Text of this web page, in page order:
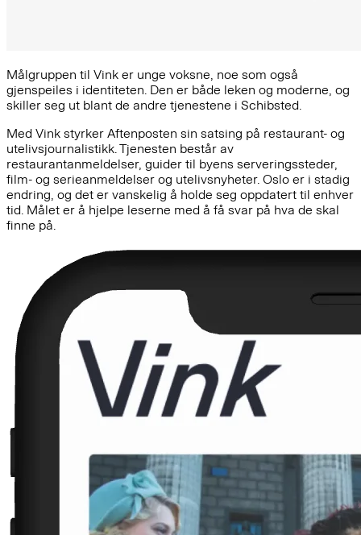
Målgruppen til Vink er unge voksne, noe som også
gjenspeiles i identiteten. Den er både leken og moderne, og
skiller seg ut blant de andre tjenestene i Schibsted.
Med Vink styrker Aftenposten sin satsing på restaurant- og
utelivsjournalistikk. Tjenesten består av
restaurantanmeldelser, guider til byens serveringssteder,
film- og serieanmeldelser og utelivsnyheter. Oslo er i stadig
endring, og det er vanskelig å holde seg oppdatert til enhver
tid. Målet er å hjelpe leserne med å få svar på hva de skal
finne på.